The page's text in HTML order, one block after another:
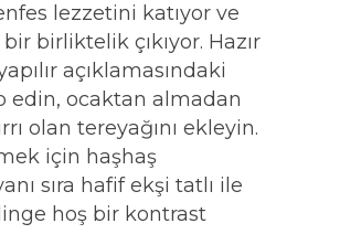
lezzetini katıyor ve
birliktelik çıkıyor. Hazır
açıklamasındaki
edin, ocaktan almadan
olan tereyağını ekleyin.
için haşhaş
sıra hafif ekşi tatlı ile
hoş bir kontrast